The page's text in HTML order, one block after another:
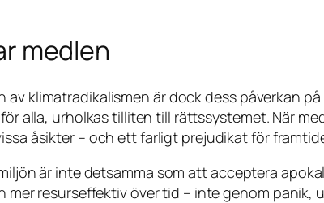
medlen
av klimatradikalismen är dock dess påverkan
alla, urholkas tilliten till rättssystemet. När
åsikter – och ett farligt prejudikat för
är inte detsamma som att acceptera
mer resurseffektiv över tid – inte genom